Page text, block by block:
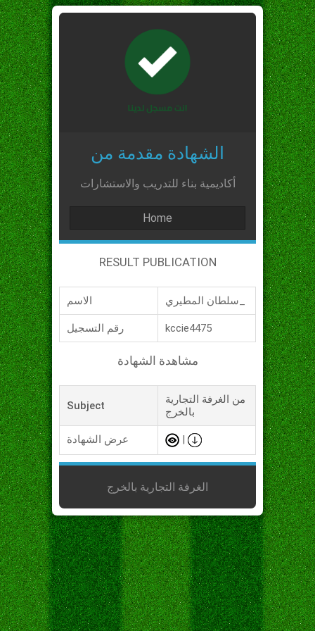
الشهادة مقدمة من
أكاديمية بناء للتدريب والاستشارات
Home
RESULT PUBLICATION
الاسم
رقم التسجيل kccie4475
مشاهدة الشهادة
Subject
من الغرفة التجارية
بالخرج
عرض الشهادة
الغرفة التجارية بالخرج